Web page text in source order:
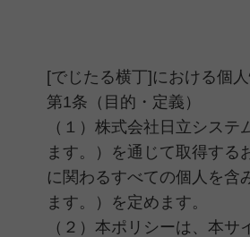
[でじたる横丁]における個
第1条（目的・定義）
（１）株式会社日立シス
ます。）を通じて取得する
に関わるすべての個人を含
ます。）を定めます。
（２）本ポリシーは、本サ